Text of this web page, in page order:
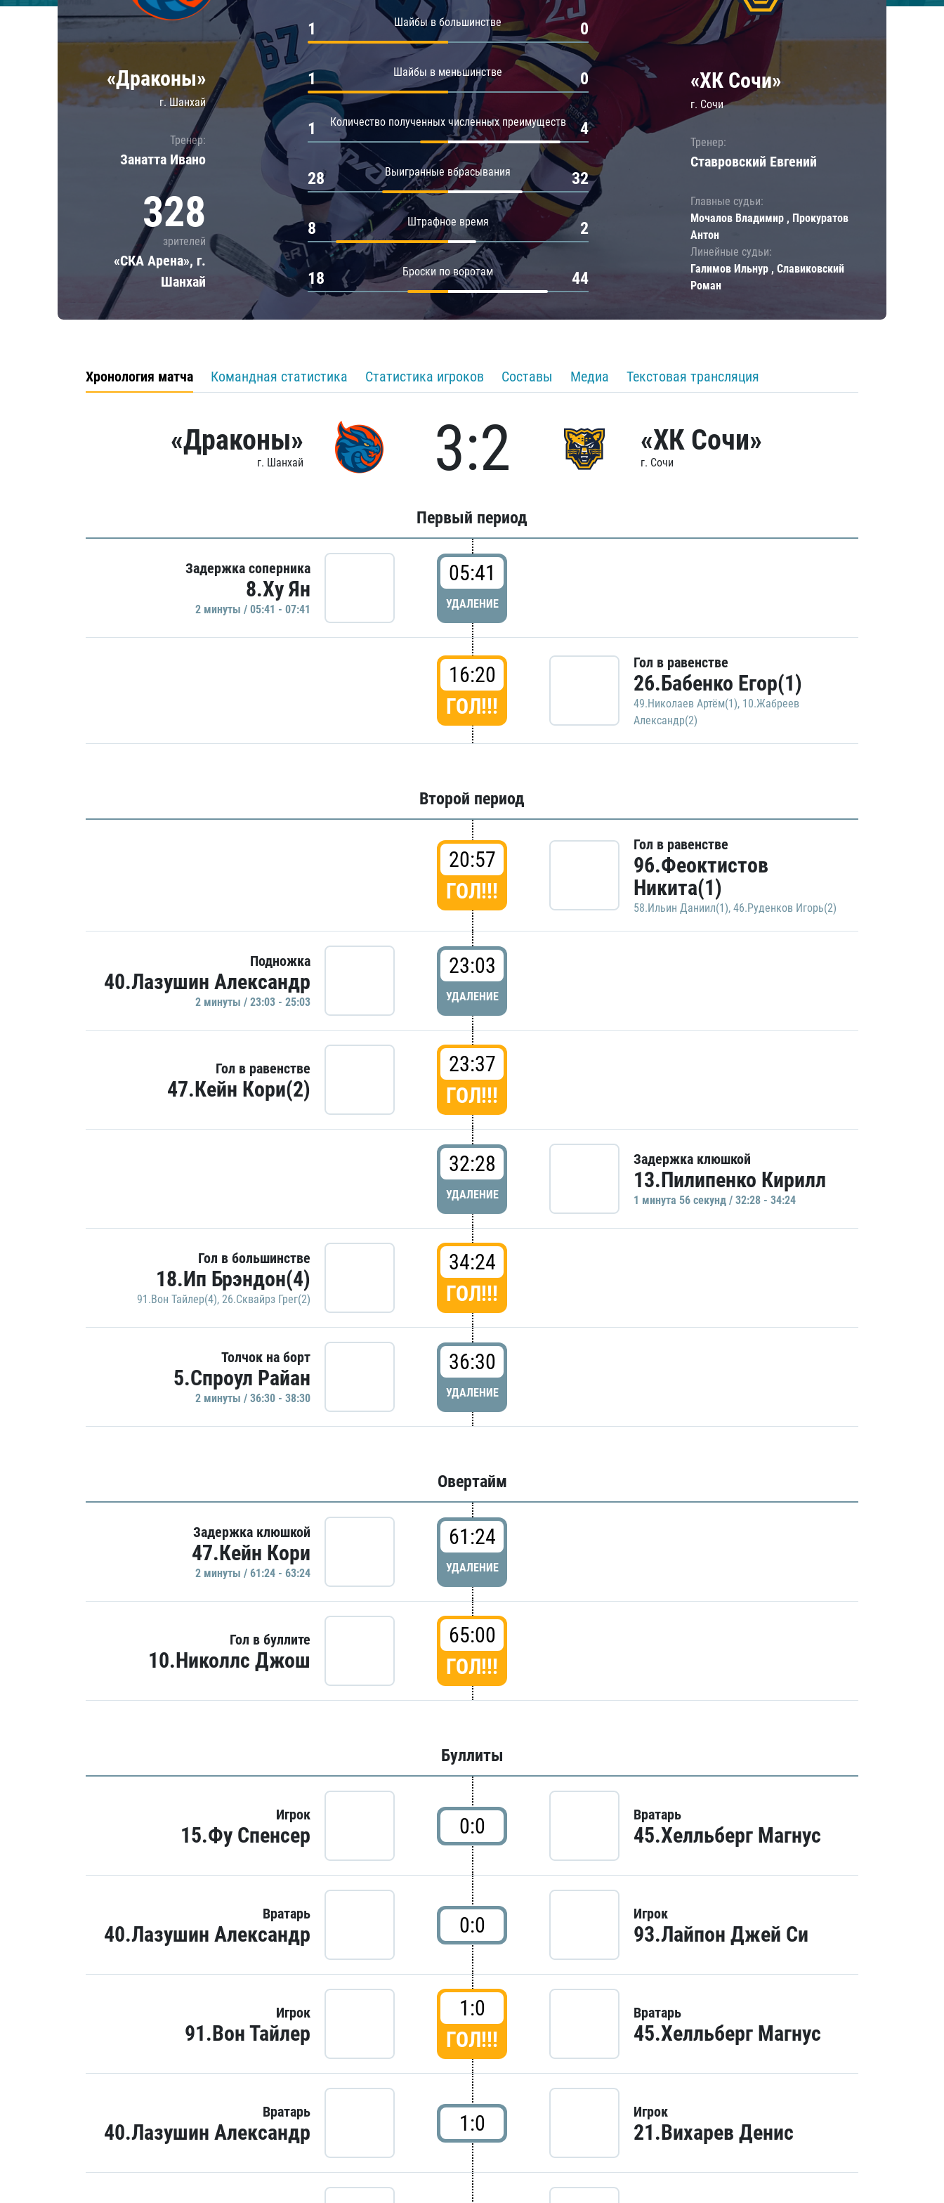
Локомотив
Шанхайские Драконы
Амур
Барыс
Салават Юлаев
«Драконы»
г. Шанхай
Тренер:
Занатта Иванo
328
зрителей
«СКА Арена», г.
Шанхай
Шайбы в большинстве
1 0
Шайбы в меньшинстве
1 0
Количество полученных численных преимуществ
1 4
Выигранные вбрасывания
28 32
Штрафное время
8 2
Броски по воротам
18 44
«ХК Сочи»
г. Сочи
Тренер:
Ставровский Евгений
Главные судьи:
Мочалов Владимир , Прокуратов
Антон
Линейные судьи:
Галимов Ильнур , Славиковский
Роман
Хронология матча Командная статистика Статистика игроков Составы Медиа Текстовая трансляция
«Драконы»
г. Шанхай 3:2 «ХК Сочи»
г. Сочи
Первый период
Задержка соперника
8.Ху Ян
2 минуты / 05:41 - 07:41
05:41
УДАЛЕНИЕ
16:20
ГОЛ!!!
Гол в равенстве
26.Бабенко Егор(1)
49.Николаев Артём(1), 10.Жабреев
Александр(2)
Второй период
20:57
ГОЛ!!!
Гол в равенстве
96.Феоктистов
Никита(1)
58.Ильин Даниил(1), 46.Руденков Игорь(2)
Подножка
40.Лазушин Александр
2 минуты / 23:03 - 25:03
23:03
УДАЛЕНИЕ
Гол в равенстве
47.Кейн Кори(2)
23:37
ГОЛ!!!
32:28
УДАЛЕНИЕ
Задержка клюшкой
13.Пилипенко Кирилл
1 минутa 56 секунд / 32:28 - 34:24
Гол в большинстве
18.Ип Брэндон(4)
91.Вон Тайлер(4), 26.Сквайрз Грег(2)
34:24
ГОЛ!!!
Толчок на борт
5.Спроул Райан
2 минуты / 36:30 - 38:30
36:30
УДАЛЕНИЕ
Овертайм
Задержка клюшкой
47.Кейн Кори
2 минуты / 61:24 - 63:24
61:24
УДАЛЕНИЕ
Гол в буллите
10.Николлс Джош
65:00
ГОЛ!!!
Буллиты
Игрок
15.Фу Спенсер 0:0 Вратарь
45.Хелльберг Магнус
Вратарь
40.Лазушин Александр 0:0 Игрок
93.Лайпон Джей Си
Игрок
91.Вон Тайлер
1:0
ГОЛ!!!
Вратарь
45.Хелльберг Магнус
Вратарь
40.Лазушин Александр 1:0 Игрок
21.Вихарев Денис